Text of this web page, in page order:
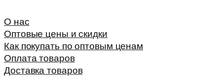
О нас
Оптовые цены и скидки
Как покупать по оптовым ценам
Оплата товаров
Доставка товаров